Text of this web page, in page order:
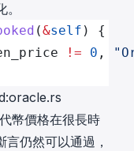
(&self ) {
!= 0 ,
幣價格在很長時
仍然可以通過，